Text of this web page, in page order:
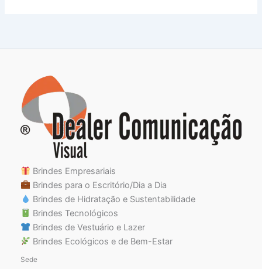
Brindes Empresariais
Brindes para o Escritório/Dia a Dia
Brindes de Hidratação e Sustentabilidade
Brindes Tecnológicos
Brindes de Vestuário e Lazer
Brindes Ecológicos e de Bem-Estar
Sede